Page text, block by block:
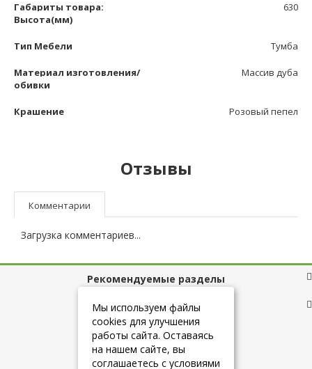
Габариты товара:
Высота(мм)
630
Тип Мебели Тумба
Материал изготовления/
обивки
Массив дуба
Крашение Розовый пепел
Отзывы
Комментарии
Загрузка комментариев...
Рекомендуемые разделы
Полезные ссылки
+7 (925) 084-10-60
Мы используем файлы
cookies для улучшения
работы сайта. Оставаясь
на нашем сайте, вы
соглашаетесь с условиями